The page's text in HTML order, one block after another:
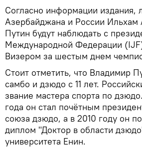
Согласно информации издания,
Азербайджана и России
Путин будут наблюдать с
Международной Федерации
Визером за шестым днем
Стоит отметить, что Владимир
самбо и дзюдо с 11 лет.
звание мастера спорта по
года он стал почётным
союза дзюдо, а в 2010 году он
диплом "Доктор в области
университета Енин.